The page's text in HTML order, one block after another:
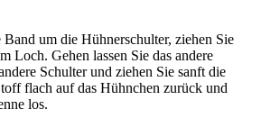
Band um die Hühnerschulter, ziehen Sie
Loch. Gehen lassen Sie das andere
Schulter und ziehen Sie sanft die
flach auf das Hühnchen zurück und
los.